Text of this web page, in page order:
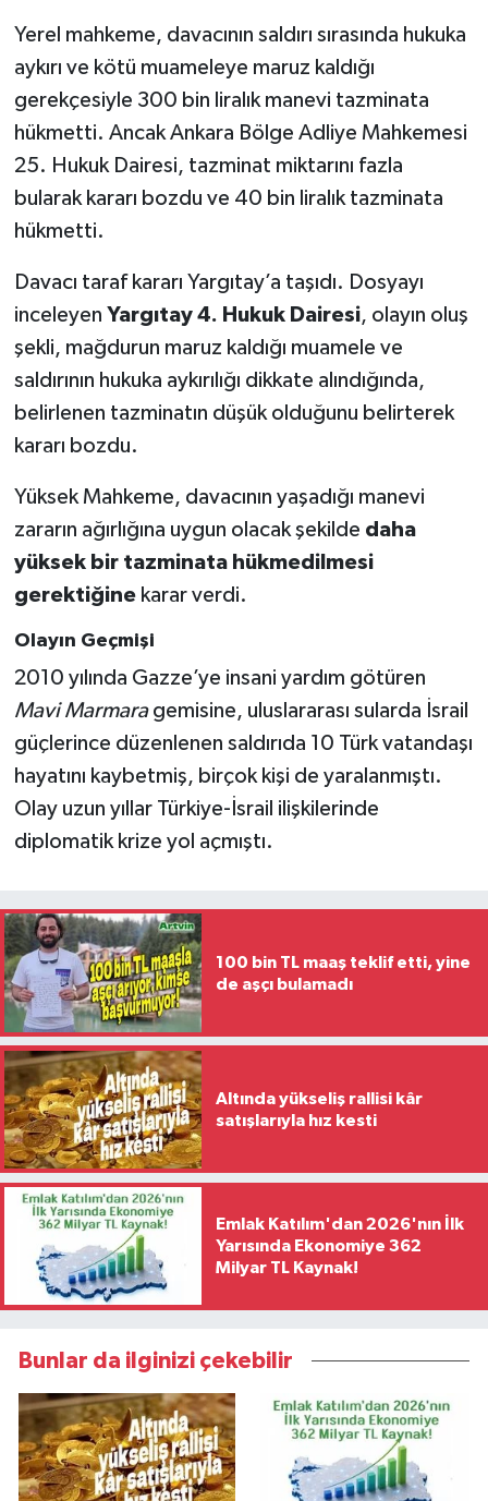
Yerel mahkeme, davacının saldırı sırasında hukuka
aykırı ve kötü muameleye maruz kaldığı
gerekçesiyle 300 bin liralık manevi tazminata
hükmetti. Ancak Ankara Bölge Adliye Mahkemesi
25. Hukuk Dairesi, tazminat miktarını fazla
bularak kararı bozdu ve 40 bin liralık tazminata
hükmetti.
Davacı taraf kararı Yargıtay’a taşıdı. Dosyayı
inceleyen Yargıtay 4. Hukuk Dairesi, olayın oluş
şekli, mağdurun maruz kaldığı muamele ve
saldırının hukuka aykırılığı dikkate alındığında,
belirlenen tazminatın düşük olduğunu belirterek
kararı bozdu.
Yüksek Mahkeme, davacının yaşadığı manevi
zararın ağırlığına uygun olacak şekilde daha
yüksek bir tazminata hükmedilmesi
gerektiğinekarar verdi.
Olayın Geçmişi
2010 yılında Gazze’ye insani yardım götüren
Mavi Marmaragemisine, uluslararası sularda İsrail
güçlerince düzenlenen saldırıda 10 Türk vatandaşı
hayatını kaybetmiş, birçok kişi de yaralanmıştı.
Olay uzun yıllar Türkiye-İsrail ilişkilerinde
diplomatik krize yol açmıştı.
100 bin TL maaş teklif etti, yine
de aşçı bulamadı
Altında yükseliş rallisi kâr
satışlarıyla hız kesti
Emlak Katılım'dan 2026'nın İlk
Yarısında Ekonomiye 362
Milyar TL Kaynak!
Bunlar da ilginizi çekebilir